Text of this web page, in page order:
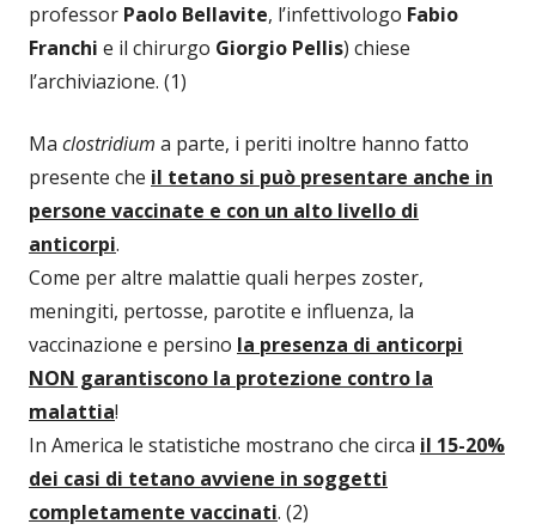
professor Paolo Bellavite, l’infettivologo Fabio
Franchi e il chirurgo Giorgio Pellis) chiese
l’archiviazione. (1)
Ma clostridium a parte, i periti inoltre hanno fatto
presente che il tetano si può presentare anche in
persone vaccinate e con un alto livello di
anticorpi.
Come per altre malattie quali herpes zoster,
meningiti, pertosse, parotite e influenza, la
vaccinazione e persino la presenza di anticorpi
NON garantiscono la protezione contro la
malattia!
In America le statistiche mostrano che circa il 15-20%
dei casi di tetano avviene in soggetti
completamente vaccinati. (2)